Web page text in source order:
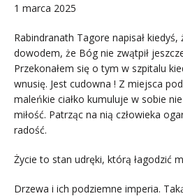
1 marca 2025
Rabindranath Tagore napisał
dowodem, że Bóg nie zwątpił
Przekonałem się o tym w szpitalu
wnusię. Jest cudowna ! Z miejsca
maleńkie ciałko kumuluje w sobie
miłość. Patrząc na nią człowieka
radość.
Życie to stan udręki, którą łagodzić
Drzewa i ich podziemne imperia.